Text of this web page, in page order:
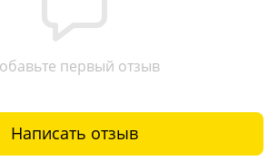
первый отзыв
Написать отзыв